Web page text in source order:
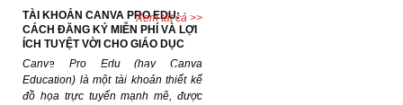
TÀI KHOẢN CANVA PRO EDU:
CÁCH ĐĂNG KÝ MIỄN PHÍ VÀ LỢI
ÍCH TUYỆT VỜI CHO GIÁO DỤC
Canva Pro Edu (hay Canva
Education) là một tài khoản thiết kế
đồ họa trực tuyến mạnh mẽ, được
Xem tất cả >>
Dự án đã hoàn thành